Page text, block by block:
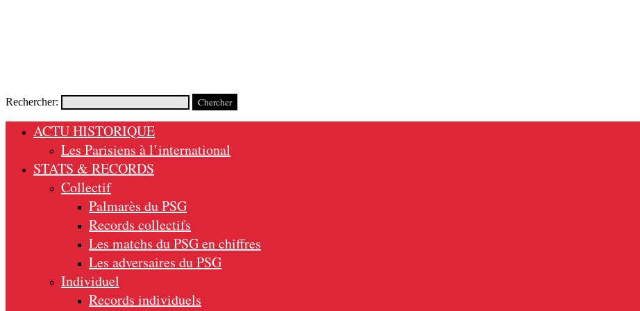
Rechercher:
ACTU HISTORIQUE
Les Parisiens à l’international
STATS & RECORDS
Collectif
Palmarès du PSG
Records collectifs
Les matchs du PSG en chiffres
Les adversaires du PSG
Individuel
Records individuels